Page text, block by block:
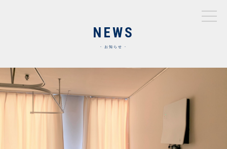
NEWS
お知らせ